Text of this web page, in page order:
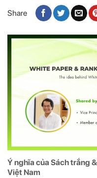
Share
Ý nghĩa của Sách trắng
Việt Nam